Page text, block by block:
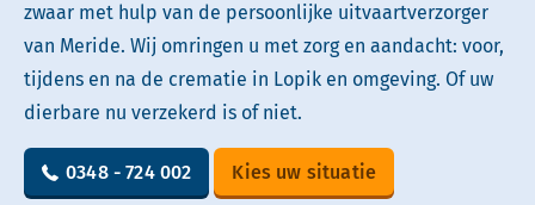
zwaar met hulp van de persoonlijke uitvaartverzorger
van Meride. Wij omringen u met zorg en aandacht: voor,
tijdens en na de crematie in Lopik en omgeving. Of uw
dierbare nu verzekerd is of niet.
0348 - 724 002 Kies uw situatie